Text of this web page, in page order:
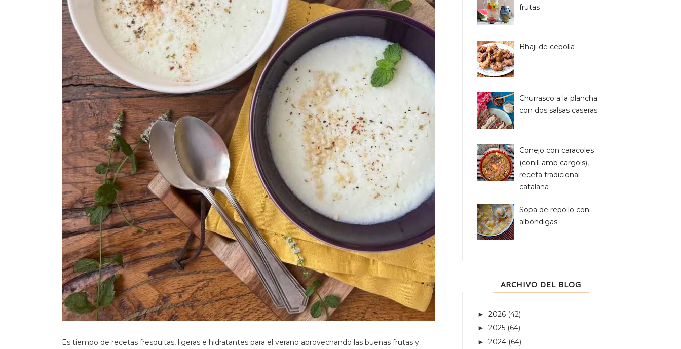
Es tiempo de recetas fresquitas, ligeras e hidratantes para el verano aprovechando las buenas frutas y
frutas
Bhaji de cebolla
Churrasco a la plancha
con dos salsas caseras
Conejo con caracoles
(conill amb cargols),
receta tradicional
catalana
Sopa de repollo con
albóndigas
ARCHIVO DEL BLOG
► 2026 (42)
► 2025 (64)
► 2024 (64)